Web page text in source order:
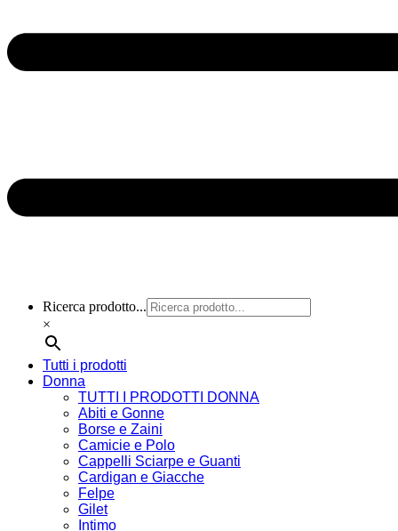
Ricerca prodotto...
×
Tutti i prodotti
Donna
TUTTI I PRODOTTI DONNA
Abiti e Gonne
Borse e Zaini
Camicie e Polo
Cappelli Sciarpe e Guanti
Cardigan e Giacche
Felpe
Gilet
Intimo